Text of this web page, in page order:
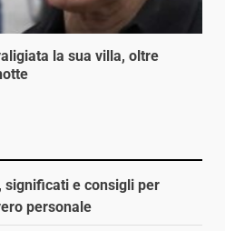
la sua villa, oltre
significati e consigli per
personale